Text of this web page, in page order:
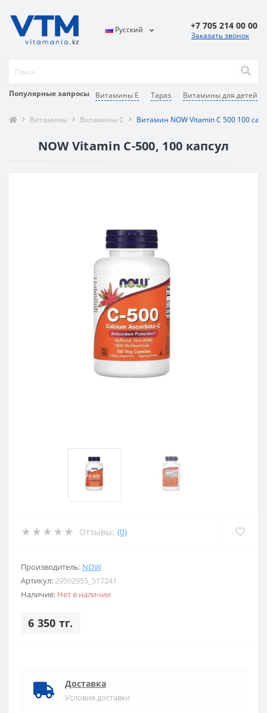
Популярные запросы Витамины Е Тараз Витамины для детей
Русский +7 705 214 00 00
Заказать звонок
Витамины Витамины C Витамин NOW Vitamin C 500 100 caps
NOW Vitamin C-500, 100 капсул
Отзывы: (0)
Производитель: NOW
Артикул:29502955_517241
Наличие: Нет в наличии
6 350 тг.
Доставка
Условия доставки